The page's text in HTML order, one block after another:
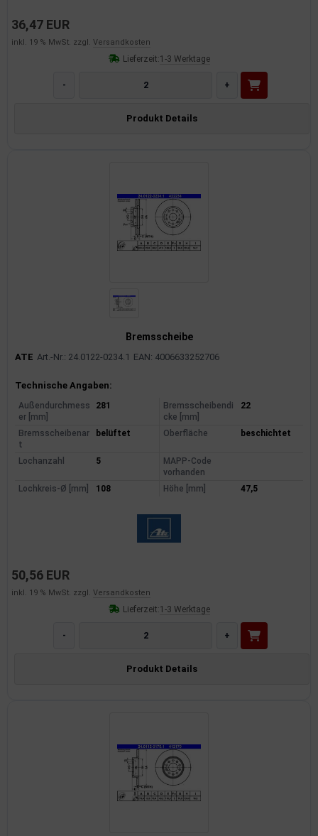
36,47 EUR
inkl. 19 % MwSt. zzgl. Versandkosten
Lieferzeit:1-3 Werktage
- +
Produkt Details
Bremsscheibe
ATE Art.-Nr.: 24.0122-0234.1 EAN: 4006633252706
Produktinformationen
Technische Angaben:
Außendurchmess
er [mm]
281
Bremsscheibendi
cke [mm]
22
Bremsscheibenar
t
belüftet Oberfläche beschichtet
Lochanzahl 5
MAPP-Code
vorhanden
Lochkreis-Ø [mm]
108 Höhe [mm] 47,5
50,56 EUR
inkl. 19 % MwSt. zzgl. Versandkosten
Lieferzeit:1-3 Werktage
- +
Produkt Details